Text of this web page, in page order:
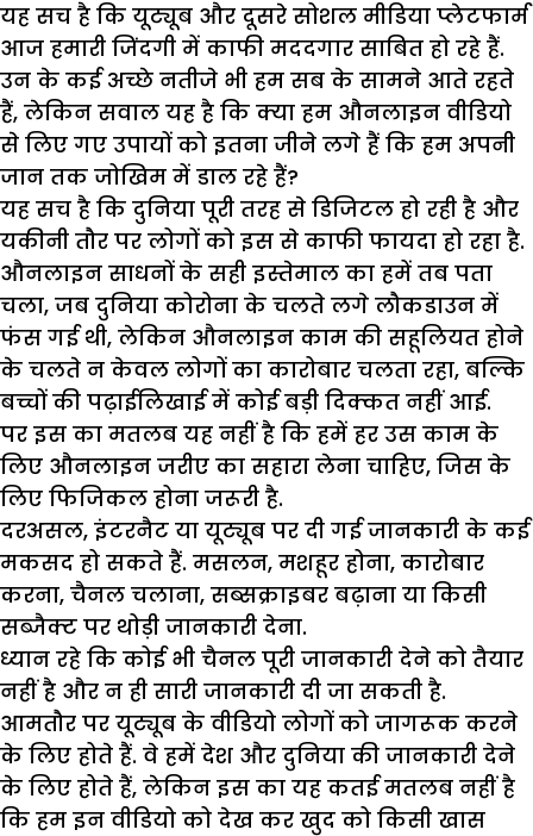
यह सच है कि यूट्यूब और दूसरे सोशल मीडिया प्लेटफार्म
आज हमारी जिंदगी में काफी मददगार साबित हो रहे हैं.
उन के कई अच्छे नतीजे भी हम सब के सामने आते रहते
हैं, लेकिन सवाल यह है कि क्या हम औनलाइन वीडियो
से लिए गए उपायों को इतना जीने लगे हैं कि हम अपनी
जान तक जोखिम में डाल रहे हैं?
यह सच है कि दुनिया पूरी तरह से डिजिटल हो रही है और
यकीनी तौर पर लोगों को इस से काफी फायदा हो रहा है.
औनलाइन साधनों के सही इस्तेमाल का हमें तब पता
चला, जब दुनिया कोरोना के चलते लगे लौकडाउन में
फंस गई थी, लेकिन औनलाइन काम की सहूलियत होने
के चलते न केवल लोगों का कारोबार चलता रहा, बल्कि
बच्चों की पढ़ाईलिखाई में कोई बड़ी दिक्कत नहीं आई.
पर इस का मतलब यह नहीं है कि हमें हर उस काम के
लिए औनलाइन जरीए का सहारा लेना चाहिए, जिस के
लिए फिजिकल होना जरूरी है.
दरअसल, इंटरनैट या यूट्यूब पर दी गई जानकारी के कई
मकसद हो सकते हैं. मसलन, मशहूर होना, कारोबार
करना, चैनल चलाना, सब्सक्राइबर बढ़ाना या किसी
सब्जैक्ट पर थोड़ी जानकारी देना.
ध्यान रहे कि कोई भी चैनल पूरी जानकारी देने को तैयार
नहीं है और न ही सारी जानकारी दी जा सकती है.
आमतौर पर यूट्यूब के वीडियो लोगों को जागरूक करने
के लिए होते हैं. वे हमें देश और दुनिया की जानकारी देने
के लिए होते हैं, लेकिन इस का यह कतई मतलब नहीं है
कि हम इन वीडियो को देख कर खुद को किसी खास